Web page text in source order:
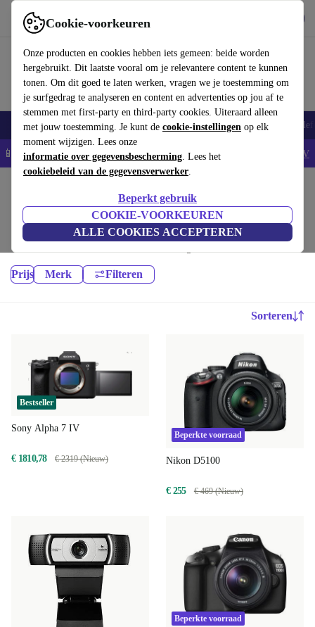
Cookie-voorkeuren
Onze producten en cookies hebben iets gemeen: beide worden
hergebruikt. Dit laatste vooral om je relevantere content te kunnen
tonen. Om dit goed te laten werken, vragen we je toestemming om
je surfgedrag te analyseren en content en advertenties op jou af te
stemmen met first-party en third-party cookies. Uiteraard alleen
met jouw toestemming. Je kunt de cookie-instellingen op elk
moment wijzigen. Lees onze
informatie over gegevensbescherming. Lees het
cookiebeleid van de gegevensverwerker.
Beperkt gebruik
COOKIE-VOORKEUREN
ALLE COOKIES ACCEPTEREN
Gebruik refurbed snel en eenvoudig
Smartphones Laptops Tablets Smartwatches Accessoires
📱5% EXTRA korting op alle iPhones – Code: IPHONEDEAL - AV
Camera's:
Hoogwaardige refurbished Camera's voor een geweldige prijs. Jouw
duurzame keuze met minimaal 12 maanden garantie.
Prijs Merk Filteren
Sorteren
Bestseller
Sony Alpha 7 IV
€ 1810,78 € 2319 (Nieuw)
Beperkte voorraad
Nikon D5100
€ 255 € 469 (Nieuw)
Beperkte voorraad